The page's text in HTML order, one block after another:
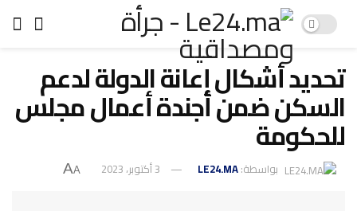
تحديد أشكال إعانة الدولة لدعم
السكن ضمن أجندة أعمال مجلس
للحكومة
بواسطة:LE24.MA 3 أكتوبر، 2023 A
A